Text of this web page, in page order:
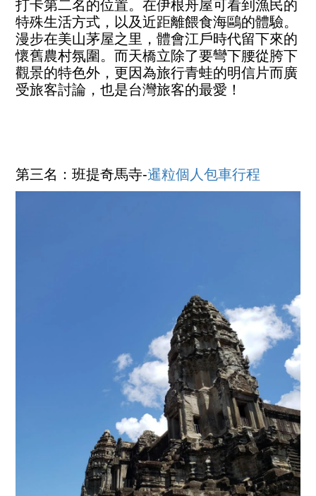
打卡第二名的位置。在伊根舟屋可看到漁民的
特殊生活方式，以及近距離餵食海鷗的體驗。
漫步在美山茅屋之里，體會江戶時代留下來的
懷舊農村氛圍。而天橋立除了要彎下腰從胯下
觀景的特色外，更因為旅行青蛙的明信片而廣
受旅客討論，也是台灣旅客的最愛！
第三名：班提奇馬寺-暹粒個人包車行程